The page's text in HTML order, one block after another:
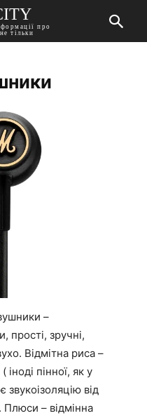
про
тільки
–
прості, зручні,
Відмітна риса –
іноді пінної, як у
від
Плюси – відмінна